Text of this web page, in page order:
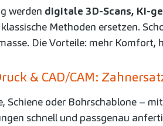
werden digitale 3D-Scans, KI-
Methoden ersetzen.
Die Vorteile: mehr
& CAD/CAM:
Schiene oder Bohrschablone –
schnell und passgenau